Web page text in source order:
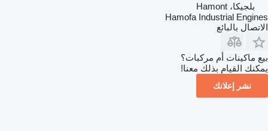
بلجيكا، Hamont
Hamofa Industrial Engines
الاتصال بالبائع
بيع ماكينات أم مركبات؟
يمكنك القيام بذلك معنا!
نشر إعلانك